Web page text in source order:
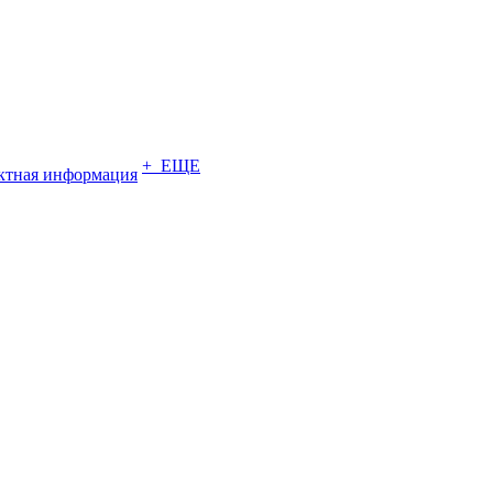
информация + ЕЩЕ